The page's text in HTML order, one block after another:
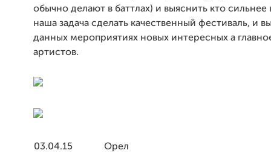
обычно делают в баттлах) и выяснить кто сильнее
наша задача сделать качественный фестиваль, и
данных мероприятиях новых интересных а
артистов.
03.04.15
Орел